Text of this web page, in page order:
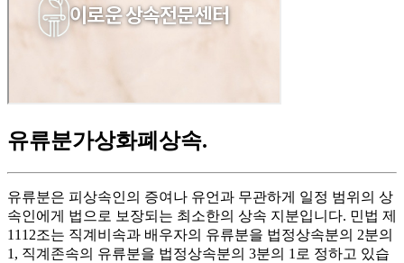
유류분가상화폐상속.
유류분은 피상속인의 증여나 유언과 무관하게 일정 범위의 상
속인에게 법으로 보장되는 최소한의 상속 지분입니다. 민법 제
1112조는 직계비속과 배우자의 유류분을 법정상속분의 2분의
1, 직계존속의 유류분을 법정상속분의 3분의 1로 정하고 있습